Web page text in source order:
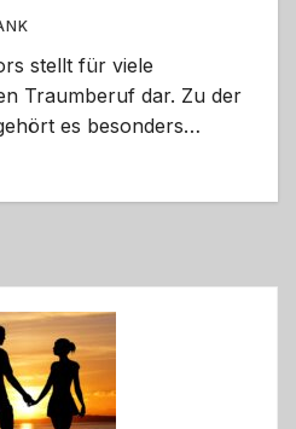
stellt für viele
Traumberuf dar. Zu der
es besonders…